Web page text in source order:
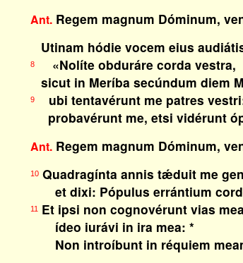
Ant. Regem magnum Dóminum,
Utinam hódie vocem eius
8
«Nolíte obduráre corda vestra,
sicut in Meríba secúndum diem
9
ubi tentavérunt me patres
probavérunt me, etsi vidérunt
Ant. Regem magnum Dóminum,
10 Quadragínta annis tǽduit me
et dixi: Pópulus errántium
11
Et ipsi non cognovérunt vias
ídeo iurávi in ira mea: *
Non introíbunt in réquiem